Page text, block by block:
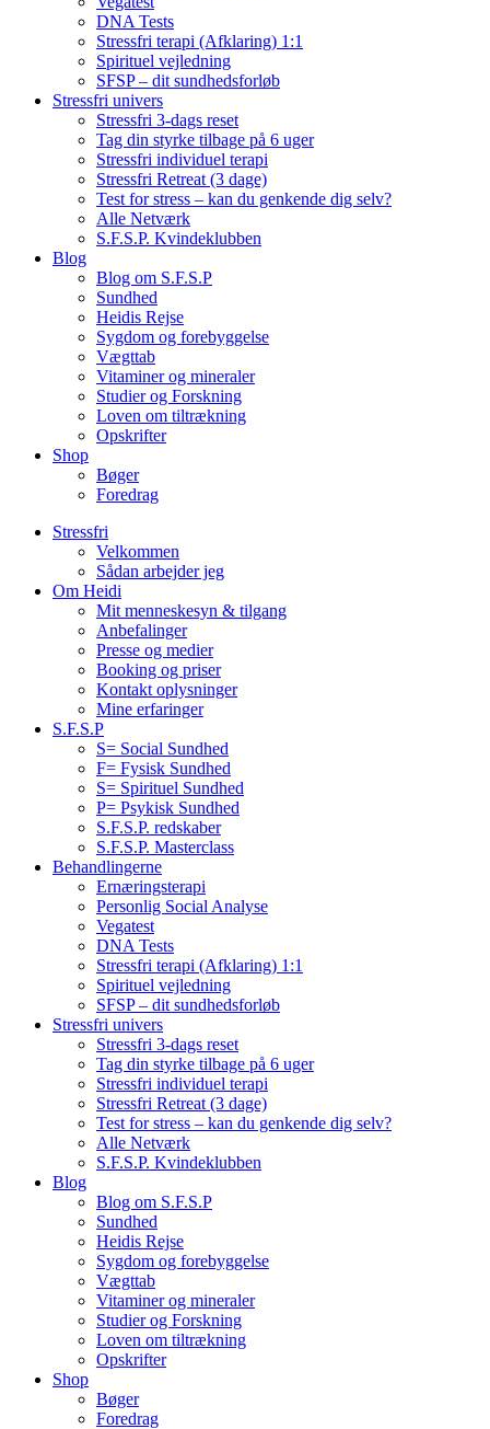
DNA Tests
Stressfri terapi (Afklaring) 1:1
Spirituel vejledning
SFSP – dit sundhedsforløb
Stressfri univers
Stressfri 3-dags reset
Tag din styrke tilbage på 6 uger
Stressfri individuel terapi
Stressfri Retreat (3 dage)
Test for stress – kan du genkende dig selv?
Alle Netværk
S.F.S.P. Kvindeklubben
Blog
Blog om S.F.S.P
Sundhed
Heidis Rejse
Sygdom og forebyggelse
Vægttab
Vitaminer og mineraler
Studier og Forskning
Loven om tiltrækning
Opskrifter
Shop
Bøger
Foredrag
Stressfri
Velkommen
Sådan arbejder jeg
Om Heidi
Mit menneskesyn & tilgang
Anbefalinger
Presse og medier
Booking og priser
Kontakt oplysninger
Mine erfaringer
S.F.S.P
S= Social Sundhed
F= Fysisk Sundhed
S= Spirituel Sundhed
P= Psykisk Sundhed
S.F.S.P. redskaber
S.F.S.P. Masterclass
Behandlingerne
Ernæringsterapi
Personlig Social Analyse
Vegatest
DNA Tests
Stressfri terapi (Afklaring) 1:1
Spirituel vejledning
SFSP – dit sundhedsforløb
Stressfri univers
Stressfri 3-dags reset
Tag din styrke tilbage på 6 uger
Stressfri individuel terapi
Stressfri Retreat (3 dage)
Test for stress – kan du genkende dig selv?
Alle Netværk
S.F.S.P. Kvindeklubben
Blog
Blog om S.F.S.P
Sundhed
Heidis Rejse
Sygdom og forebyggelse
Vægttab
Vitaminer og mineraler
Studier og Forskning
Loven om tiltrækning
Opskrifter
Shop
Bøger
Foredrag